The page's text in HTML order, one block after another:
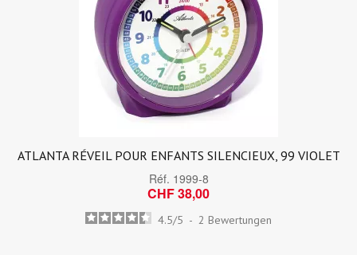
ATLANTA RÉVEIL POUR ENFANTS SILENCIEUX, 99 VIOLET
Réf. 1999-8
CHF 38,00
4.5/5 - 2 Bewertungen